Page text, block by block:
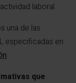
laboral.
una de las
especificadas en
.
que